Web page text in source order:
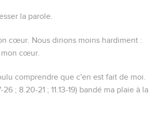
la parole.
cœur . Nous dirions moins hardiment :
mon cœur.
comprendre que c'en est fait de moi.
26 ; 8.20-21 ; 11.13-19) bandé ma plaie à la